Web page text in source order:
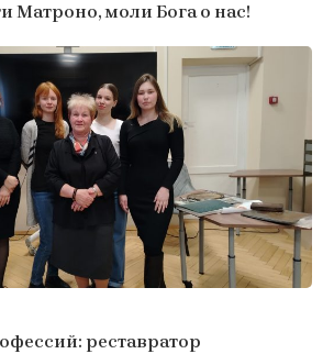
Матроно, моли Бога о нас!
реставратор